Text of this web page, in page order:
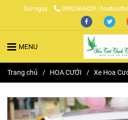
Gọi ngay 0982566829 |
MENU
Trang chủ / HOA CƯỚI / Xe Hoa